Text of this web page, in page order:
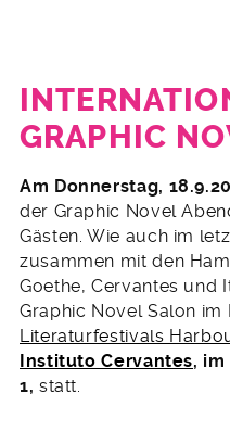
GRAPHIC
6.
August
2014
Am Donnerstag,
der Graphic Novel
Gästen. Wie auch im
zusammen mit den
Goethe, Cervantes und
Graphic Novel Salon im
Literaturfestivals
Instituto Cervantes,
1, statt.